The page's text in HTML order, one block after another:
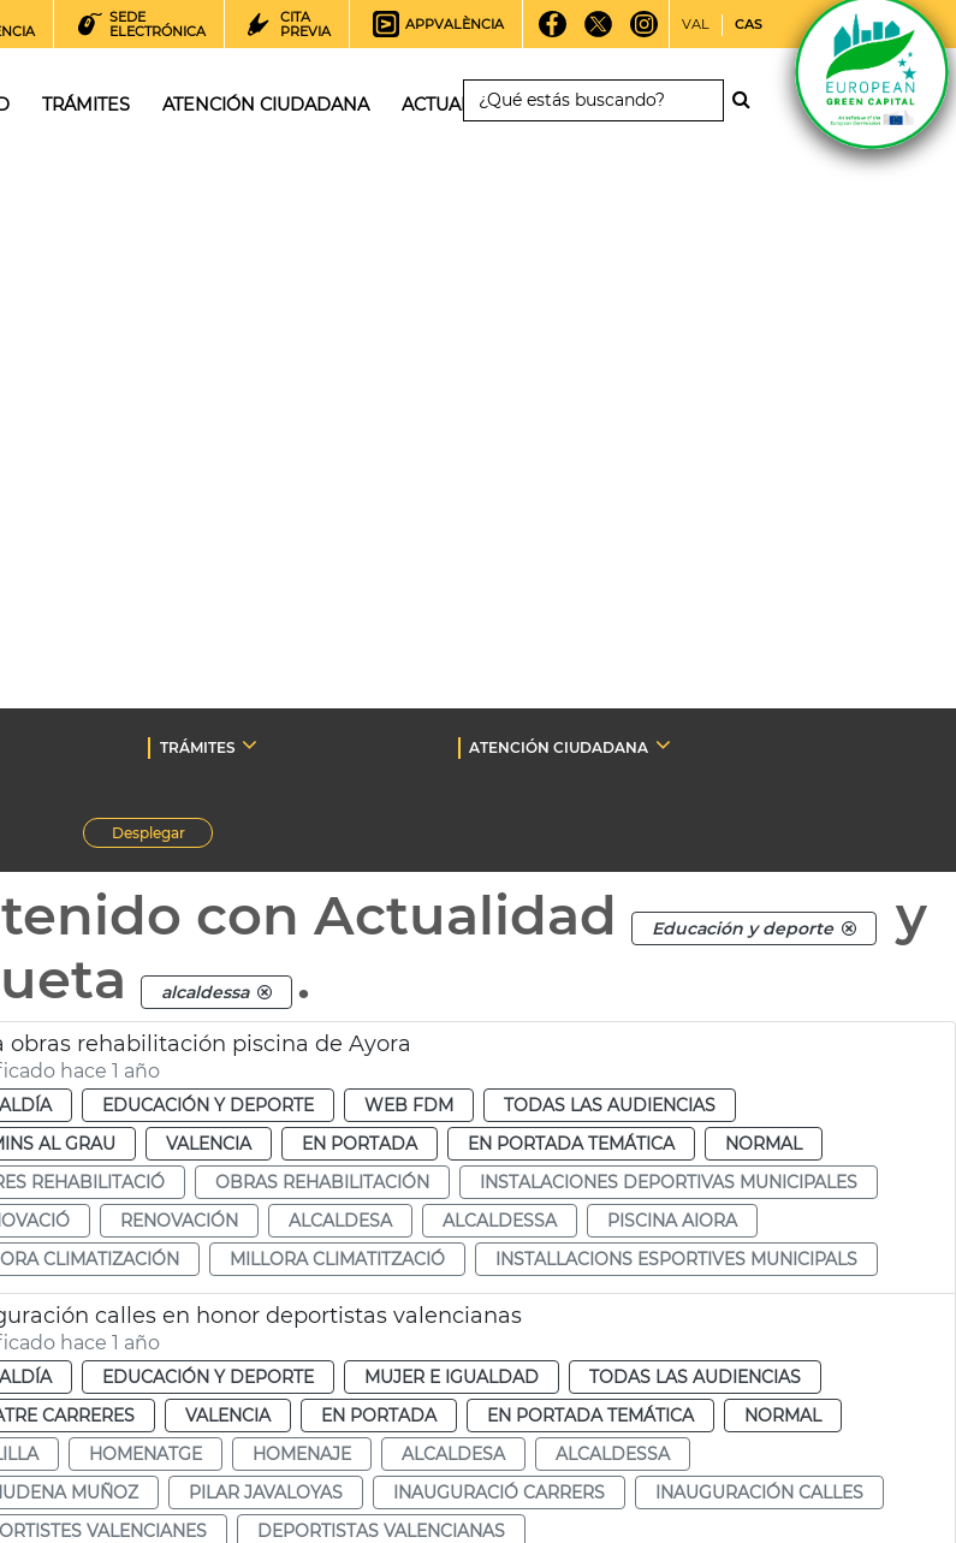
SEDE
ELECTRÓNICA
CITA
PREVIA
APPVALÈNCIA VAL CAS
TRÁMITES ATENCIÓN CIUDADANA ACTUALIDAD
TRÁMITES
ATENCIÓN CIUDADANA
Desplegar
con Actualidad Educación y deporte
y
alcaldessa .
obras rehabilitación piscina de Ayora
hace 1 año
EDUCACIÓN Y DEPORTE WEB FDM
TODAS LAS AUDIENCIAS
AL GRAU
VALENCIA EN PORTADA EN PORTADA TEMÁTICA
NORMAL
REHABILITACIÓ
OBRAS REHABILITACIÓN
INSTALACIONES DEPORTIVAS MUNICIPALES
RENOVACIÓN ALCALDESA ALCALDESSA
PISCINA AIORA
CLIMATIZACIÓN
MILLORA CLIMATITZACIÓ INSTALLACIONS ESPORTIVES MUNICIPALS
calles en honor deportistas valencianas
hace 1 año
EDUCACIÓN Y DEPORTE MUJER E IGUALDAD
TODAS LAS AUDIENCIAS
CARRERES
VALENCIA EN PORTADA EN PORTADA TEMÁTICA
NORMAL
HOMENATGE HOMENAJE ALCALDESA
ALCALDESSA
MUÑOZ
PILAR JAVALOYAS INAUGURACIÓ CARRERS
INAUGURACIÓN CALLES
VALENCIANES
DEPORTISTAS VALENCIANAS